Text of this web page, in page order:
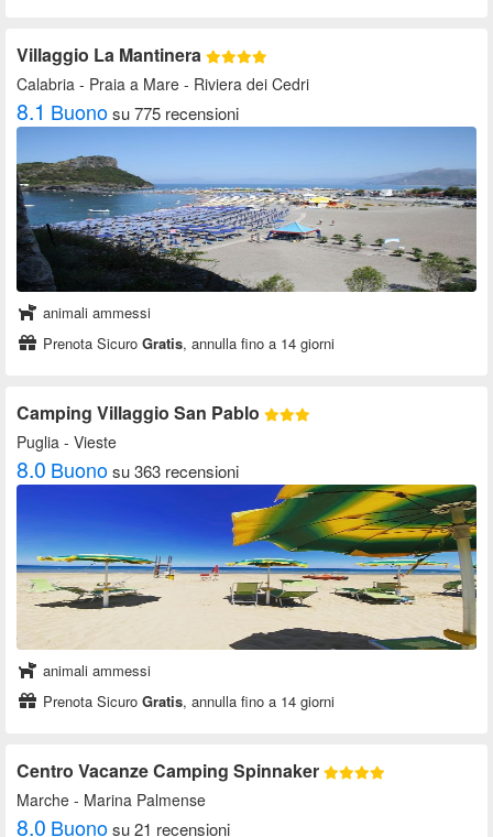
Villaggio La Mantinera
Calabria - Praia a Mare - Riviera dei Cedri
8.1 Buonosu 775 recensioni
animali ammessi
Prenota Sicuro Gratis, annulla fino a 14 giorni
Camping Villaggio San Pablo
Puglia - Vieste
8.0 Buonosu 363 recensioni
animali ammessi
Prenota Sicuro Gratis, annulla fino a 14 giorni
Centro Vacanze Camping Spinnaker
Marche - Marina Palmense
8.0 Buonosu 21 recensioni